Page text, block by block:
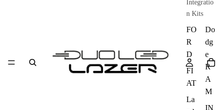
Integratio
n Kits
FO
R
D
FI
AT
La
Do
dg
e
R
A
M
IN